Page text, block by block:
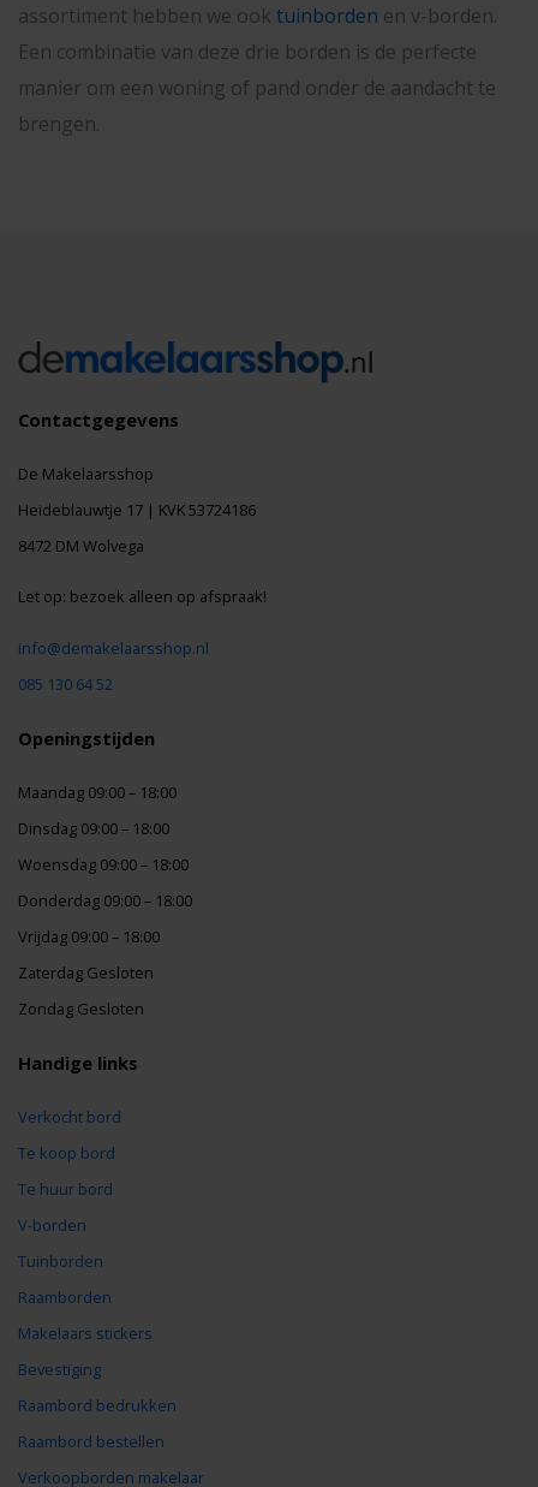
assortiment hebben we ook tuinborden en v-borden.
Een combinatie van deze drie borden is de perfecte
manier om een woning of pand onder de aandacht te
brengen.
Contactgegevens
De Makelaarsshop
Heideblauwtje 17 | KVK 53724186
8472 DM Wolvega
Let op: bezoek alleen op afspraak!
info@demakelaarsshop.nl
085 130 64 52
Openingstijden
Maandag 09:00 – 18:00
Dinsdag 09:00 – 18:00
Woensdag 09:00 – 18:00
Donderdag 09:00 – 18:00
Vrijdag 09:00 – 18:00
Zaterdag Gesloten
Zondag Gesloten
Handige links
Verkocht bord
Te koop bord
Te huur bord
V-borden
Tuinborden
Raamborden
Makelaars stickers
Bevestiging
Raambord bedrukken
Raambord bestellen
Verkoopborden makelaar